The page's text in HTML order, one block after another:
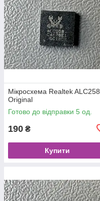
Мікросхема Realtek ALC258
Original
Готово до відправки 5 од.
190 ₴
Купити